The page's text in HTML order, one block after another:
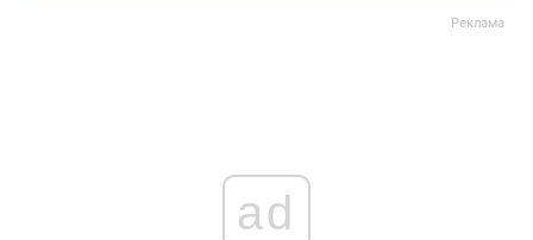
Реклама
ad